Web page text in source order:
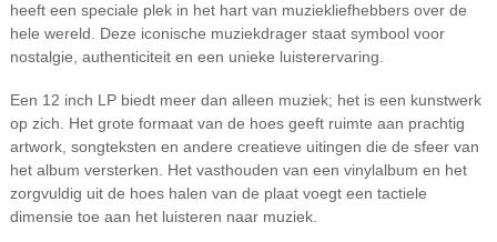
heeft een speciale plek in het hart van muziekliefhebbers over de
hele wereld. Deze iconische muziekdrager staat symbool voor
nostalgie, authenticiteit en een unieke luisterervaring.
Een 12 inch LP biedt meer dan alleen muziek; het is een kunstwerk
op zich. Het grote formaat van de hoes geeft ruimte aan prachtig
artwork, songteksten en andere creatieve uitingen die de sfeer van
het album versterken. Het vasthouden van een vinylalbum en het
zorgvuldig uit de hoes halen van de plaat voegt een tactiele
dimensie toe aan het luisteren naar muziek.